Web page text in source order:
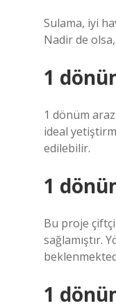
Sulama, iyi
Nadir de
1
1 dönüm
ideal
edilebilir.
1
Bu proje
sağlamıştır.
1